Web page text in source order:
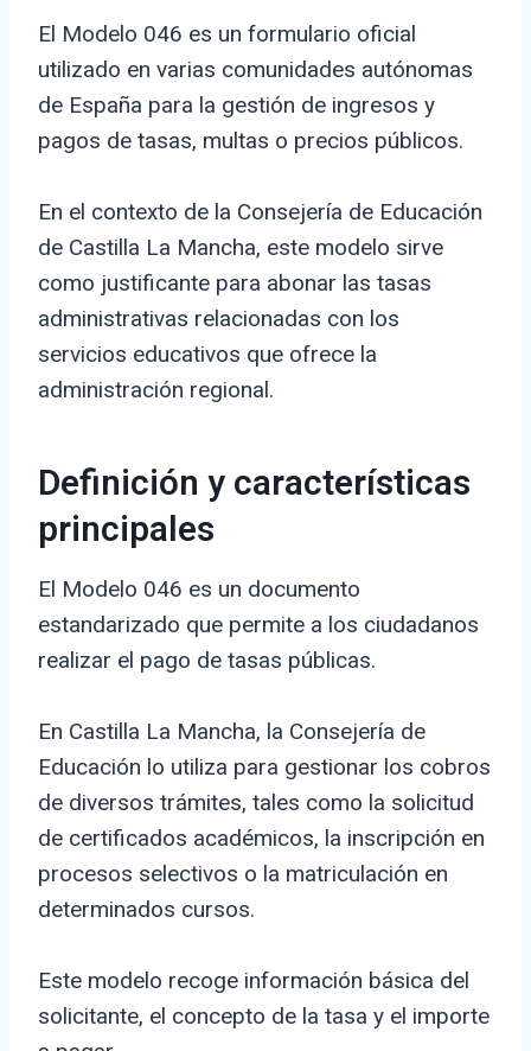
El Modelo 046 es un formulario oficial
utilizado en varias comunidades autónomas
de España para la gestión de ingresos y
pagos de tasas, multas o precios públicos.
En el contexto de la Consejería de Educación
de Castilla La Mancha, este modelo sirve
como justificante para abonar las tasas
administrativas relacionadas con los
servicios educativos que ofrece la
administración regional.
Definición y características
principales
El Modelo 046 es un documento
estandarizado que permite a los ciudadanos
realizar el pago de tasas públicas.
En Castilla La Mancha, la Consejería de
Educación lo utiliza para gestionar los cobros
de diversos trámites, tales como la solicitud
de certificados académicos, la inscripción en
procesos selectivos o la matriculación en
determinados cursos.
Este modelo recoge información básica del
solicitante, el concepto de la tasa y el importe